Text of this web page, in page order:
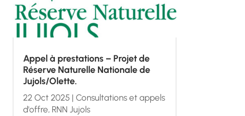
Appel à prestations – Projet de
Réserve Naturelle Nationale de
Jujols/Olette.
22 Oct 2025| Consultations et appels
d'offre, RNN Jujols